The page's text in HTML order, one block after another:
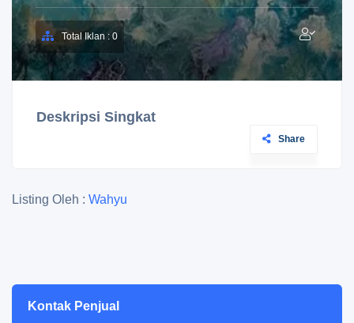
Total Iklan : 0
Deskripsi Singkat
Share
Listing Oleh : Wahyu
Kontak Penjual